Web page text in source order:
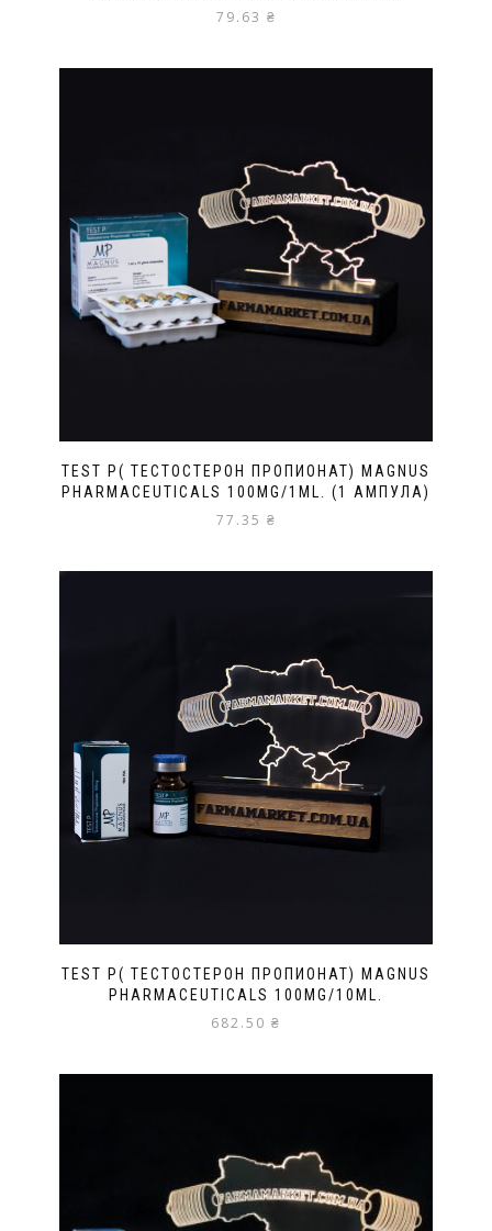
79.63 ₴
TEST P( ТЕСТОСТЕРОН ПРОПИОНАТ) MAGNUS
PHARMACEUTICALS 100MG/1ML. (1 АМПУЛА)
77.35 ₴
TEST P( ТЕСТОСТЕРОН ПРОПИОНАТ) MAGNUS
PHARMACEUTICALS 100MG/10ML.
682.50 ₴